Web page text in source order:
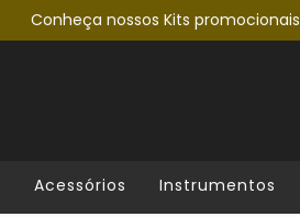
Conheça nossos Kits promocionais
Acessórios Instrumentos